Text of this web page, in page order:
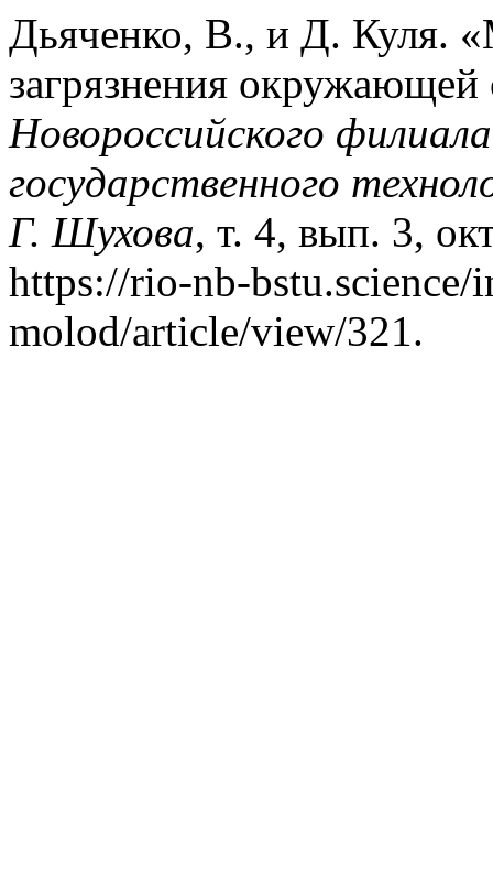
Дьяченко, В., и Д. Куля.
загрязнения
Новороссийского
государственного
Г. Шухова, т. 4, вып. 3,
https://rio-nb-bstu.science/
molod/article/view/321.